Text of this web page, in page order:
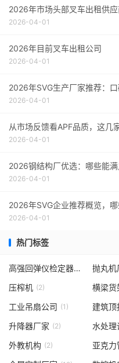
2026年市场头部叉车出租供
2026-04-01
2026年目前叉车出租公司
2026-04-01
2026年SVG生产厂家推荐：
2026-04-01
从市场反馈看APF品质，这几
2026-04-01
2026钢结构厂优选：哪些能
2026-04-01
2026年SVG企业推荐概览，哪
2026-04-01
热门标签
高强回弹仪检定器
(1) 抛丸机
压榨机 (2) 横梁货
工业吊扇公司 (1) 建筑顶
升降器厂家 (2) 水处理
外教机构 (2) 亚克力